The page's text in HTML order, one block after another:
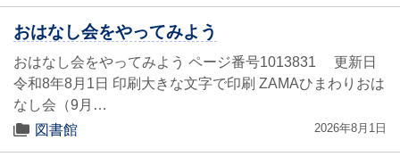
おはなし会をやってみよう
おはなし会をやってみよう ページ番号1013831 更新日
令和8年8月1日 印刷大きな文字で印刷 ZAMAひまわりおは
なし会（9月…
図書館
2026年8月1日